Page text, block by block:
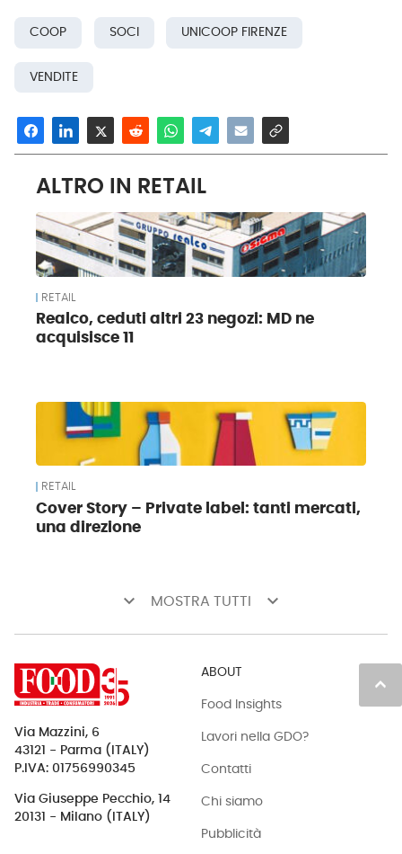
COOP SOCI UNICOOP FIRENZE
VENDITE
ALTRO IN RETAIL
RETAIL
Realco, ceduti altri 23 negozi: MD ne
acquisisce 11
RETAIL
Cover Story – Private label: tanti mercati,
una direzione
keyboard_arrow_down MOSTRA TUTTI keyboard_arrow_down
keyboard_arrow_up
Via Mazzini, 6
43121 - Parma (ITALY)
P.IVA: 01756990345
Via Giuseppe Pecchio, 14
20131 - Milano (ITALY)
ABOUT
Food Insights
Lavori nella GDO?
Contatti
Chi siamo
Pubblicità